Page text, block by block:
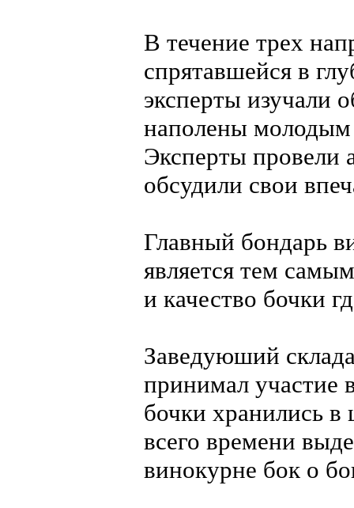
В течение трех
спрятавшейся в
эксперты изучали
наполены молодым
Эксперты провели
обсудили свои
Главный бондарь
является тем
и качество бочки
Заведуюший
принимал участие
бочки хранились в
всего времени
винокурне бок о